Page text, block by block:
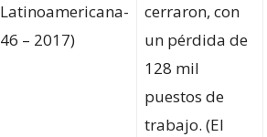
Latinoamericana-
46 – 2017)
cerraron, con
un pérdida de
128 mil
puestos de
trabajo. (El